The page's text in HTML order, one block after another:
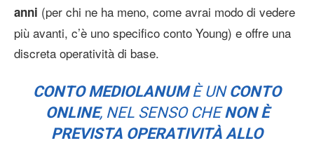
anni (per chi ne ha meno, come avrai modo di vedere
più avanti, c’è uno specifico conto Young) e offre una
discreta operatività di base.
CONTO MEDIOLANUMÈ UN CONTO
ONLINE, NEL SENSO CHENON È
PREVISTA OPERATIVITÀ ALLO